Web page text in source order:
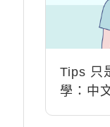
Tips 只
學：中